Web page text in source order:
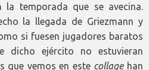
temporada que se avecina.
la llegada de Griezmann y
si fuesen jugadores baratos
ejército no estuvieran
que vemos en este collagehan